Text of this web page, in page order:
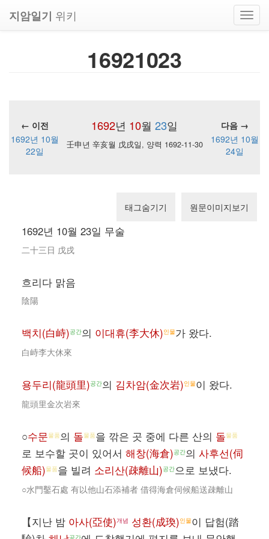
지암일기 위키
16921023
1692년 10월 23일
← 이전
다음 →
1692년 10월
22일
壬申년 辛亥월 戊戌일, 양력 1692-11-30
1692년 10월
24일
태그숨기기 원문이미지보기
1692년 10월 23일 무술
二十三日 戊戌
흐리다 맑음
陰陽
백치(白峙)공간의 이대휴(李大休)인물가 왔다.
白峙李大休來
용두리(龍頭里)공간의 김차암(金次岩)인물이 왔다.
龍頭里金次岩來
○수문물품의 돌물품을 깎은 곳 중에 다른 산의 돌물품
로 보수할 곳이 있어서 해창(海倉)공간의 사후선(伺
候船)물품을 빌려 소리산(疎離山)공간으로 보냈다.
○水門鑿石處 有以他山石添補者 借得海倉伺候船送疎離山
【지난 밤 아사(亞使)개념 성환(成瑍)인물이 답험(踏
공간